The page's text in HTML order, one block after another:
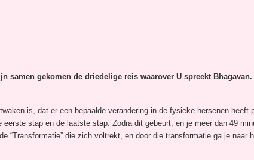
gekomen de driedelige reis waarover U spreekt Bhagavan.
is, dat er een bepaalde verandering in de fysieke hersenen heeft
stap en de laatste stap. Zodra dit gebeurt, en je meer dan 49
“Transformatie” die zich voltrekt, en door die transformatie ga je naar